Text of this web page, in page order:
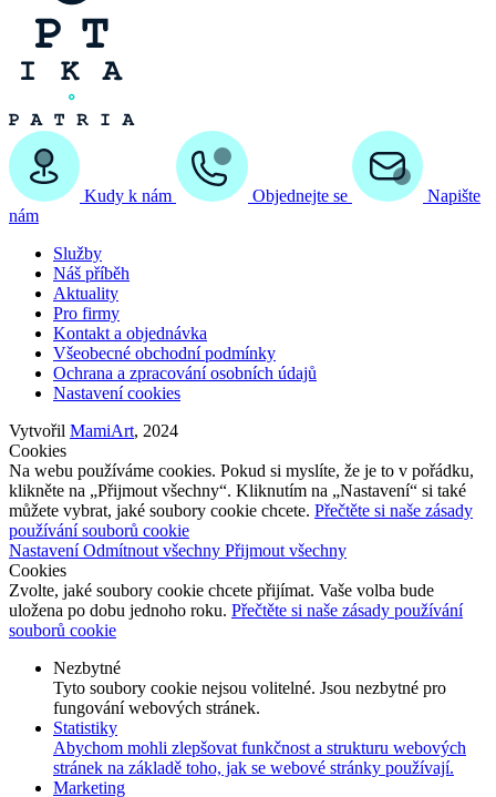
Kudy k nám Objednejte se
Napište
nám
Služby
Náš příběh
Aktuality
Pro firmy
Kontakt a objednávka
Všeobecné obchodní podmínky
Ochrana a zpracování osobních údajů
Nastavení cookies
Vytvořil MamiArt, 2024
Cookies
Na webu používáme cookies. Pokud si myslíte, že je to v pořádku,
klikněte na „Přijmout všechny“. Kliknutím na „Nastavení“ si také
můžete vybrat, jaké soubory cookie chcete. Přečtěte si naše zásady
používání souborů cookie
NastaveníOdmítnout všechny Přijmout všechny
Cookies
Zvolte, jaké soubory cookie chcete přijímat. Vaše volba bude
uložena po dobu jednoho roku. Přečtěte si naše zásady používání
souborů cookie
Nezbytné
Tyto soubory cookie nejsou volitelné. Jsou nezbytné pro
fungování webových stránek.
Statistiky
Abychom mohli zlepšovat funkčnost a strukturu webových
stránek na základě toho, jak se webové stránky používají.
Marketing